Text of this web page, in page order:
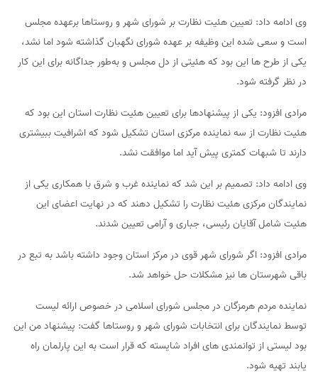
وی ادامه داد: تعیین هئیت نظارت بر شورای شهر و روستاها برعهده مجلس
است و سعی شده این وظیفه بر عهده شورای نگهبان گذاشته شود اما نشد،
یکی از طرح ها این بود که هئیتی از دل مجلس و به‌طور جداگانه برای این کار
در نظر گرفته شود.
مرادی افزود: یکی از پیشنهاد‌ها برای تعیین هئیت نظارت استان این بود که
هئیت نظارت از سه نماینده مرکزی استان تشکیل شود که اشرافیت ببیشتری
دارند تا شبهات کمتری پیش آید اما موافقت نشد.
وی ادامه داد: تصمیم بر این شد که نماینده غرب و شرق با همکاری یکی از
نمایندگان مرکزی هئیت نظارت را تشکیل دهند که در نهایت اعضای این
هئیت شامل آقایان رئیسی، جباری و آرامی تعیین شدند.
مرادی افزود: اگر شورای شهر قوی در مرکز استان وجود داشته باشد به تبع در
باقی شهرستان ها نیز مشکلات حل خواهد شد.
نماینده مردم هرمزگان در مجلس شورای اسلامی در خصوص ارائه لیست
توسط نمایندگان برای انتخابات شورای شهر و روستاها گفت: پیشنهاد من این
بود لیستی از توانمندی های افراد شایسته که قرار است به این پارلمان راه
یابند تهیه شود.